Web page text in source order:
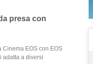
presa con
EOS con EOS
adatta a diversi